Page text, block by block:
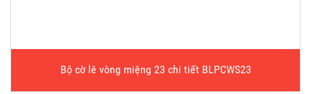
Bộ cờ lê vòng miệng 23 chi tiết BLPCWS23